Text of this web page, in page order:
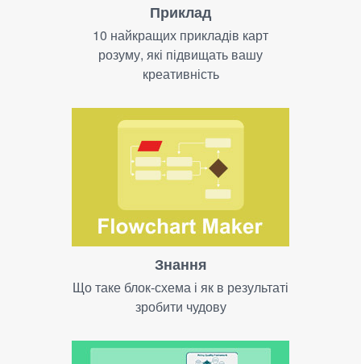
Приклад
10 найкращих прикладів карт
розуму, які підвищать вашу
креативність
Знання
Що таке блок-схема і як в результаті
зробити чудову